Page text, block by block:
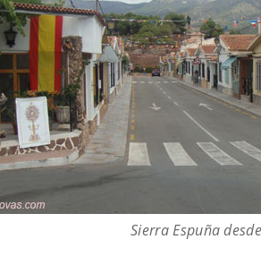
Sierra Espuña